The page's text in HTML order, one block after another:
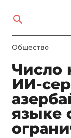
Общество
Число
ИИ-
языке